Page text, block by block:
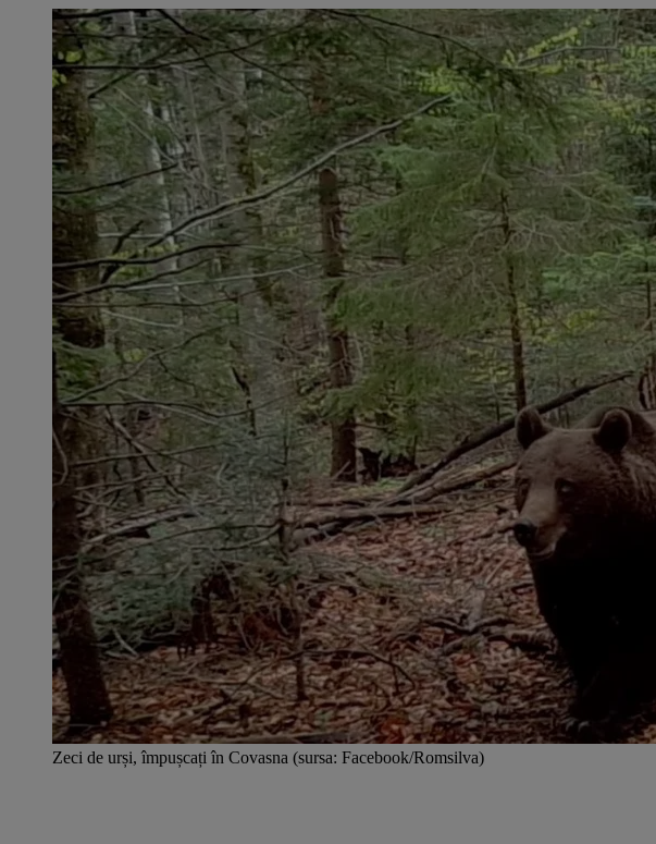
Zeci de urși, împușcați în Covasna (sursa: Facebook/Romsilva)